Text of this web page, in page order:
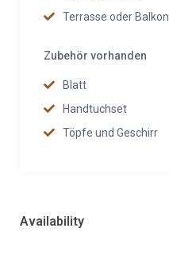
Terrasse oder Balkon
Zubehör vorhanden
Blatt
Handtuchset
Töpfe und Geschirr
Availability